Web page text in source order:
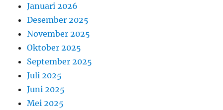
Januari 2026
Desember 2025
November 2025
Oktober 2025
September 2025
Juli 2025
Juni 2025
Mei 2025